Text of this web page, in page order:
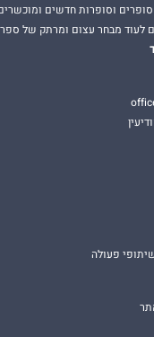
סופרים וסופרות חדשים
לעוד מבחר עצום ומרתק של
פעולה